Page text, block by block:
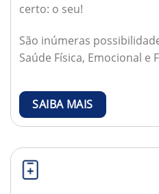
certo: o seu!
São inúmeras
Saúde Física, Emocional e
SAIBA MAIS